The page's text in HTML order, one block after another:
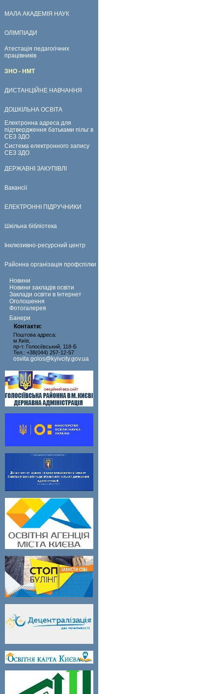
МАЛА АКАДЕМІЯ НАУК
ОЛІМПІАДИ
Атестація педагогічних
працівників
ЗНО - НМТ
ДИСТАНЦІЙНЕ НАВЧАННЯ
ДОШКІЛЬНА ОСВІТА
Електронна адреса для
підтвердження батьками пільг в
СЕЗ ЗДО
Система електронного запису
СЕЗ ЗДО
ДЕРЖАВНІ ЗАКУПІВЛІ
Вакансії
ЕЛЕКТРОННІ ПІДРУЧНИКИ
Шкільна бібліотека
Інклюзивно-ресурсний центр
Районна організація профспілки
Новини
Новини закладів освіти
Заклади освіти в Інтернет
Оголошення
Фотогалерея
Банери
Контакти:
Поштова адреса:
м.Київ,
пр-т. Голосіївський, 118-Б
Тел.: +38(044) 257-12-57
osvita.golos@kyivcity.gov.ua